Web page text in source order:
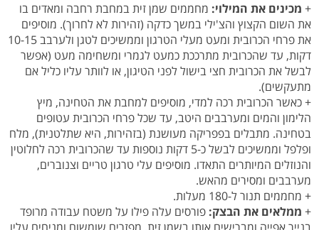
+ מכינים את המילוי: מחממים שמן זית במחבת רחבה ומאדים בו
את השום הקצוץ והצ'ילי במשך כדקה (זהירות לא לחרוך). מוסיפים
את פרחי הכרובית ומעט מעלי הטרגון וממשיכים לטגן ולערבב 10-15
דקות, עד שהכרובית מתרככת כמעט לגמרי ומשחימה מעט (אפשר
לבשל את הכרובית חצי בישול לפני הטיגון, או לוותר עליו כליל אם
מתעקשים).
+ כאשר הכרובית רכה למדי, מוסיפים למחבת את הטחינה, מיץ
הלימון והמים ומערבבים היטב, עד שכל פרחי הכרובית עטופים
בטחינה. מתבלים בפפריקה מעושנת (בזהירות, היא שתלטנית), מלח
ופלפל וממשיכים לבשל כ-5 דקות נוספות עד שהכרובית רכה לחלוטין
והנוזלים המיותרים התאדו. מוסיפים עלי טרגון טריים וצנוברים,
מערבבים ומסירים מהאש.
+ מחממים תנור ל-180 מעלות.
+ ממלאים את הבצק: פורסים עלה פילו על משטח עבודה מרופד